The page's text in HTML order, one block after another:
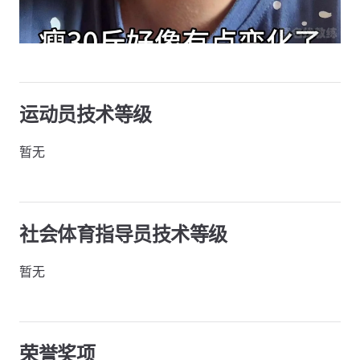
运动员技术等级
暂无
社会体育指导员技术等级
暂无
荣誉奖项